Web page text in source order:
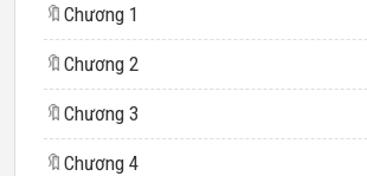
🔖 Chương 1
🔖 Chương 2
🔖 Chương 3
🔖 Chương 4